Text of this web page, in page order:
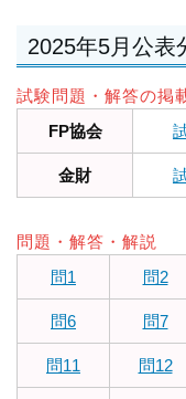
2025年5月公表
試験問題・解答の掲
FP協会
金財
問題・解答・解説
問1
問2
問6 問7
問11 問12